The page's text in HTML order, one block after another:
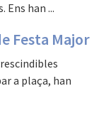
Ens han ...
Festa Major
a plaça, han